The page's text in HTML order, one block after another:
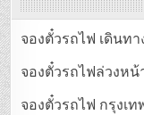
จองตั๋วรถไฟ เดินท
จองตั๋วรถไฟล่วงห
จองตั๋วรถไฟ กรุงเ